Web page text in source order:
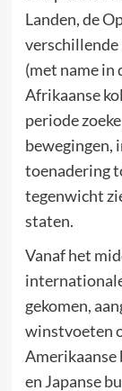
Landen, de
(met name in
Afrikaanse
periode
bewegingen,
toenadering
tegenwicht
staten.
Vanaf het
gekomen,
winstvoeten
Amerikaanse
en Japanse